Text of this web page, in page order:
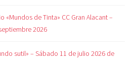
«Mundos de Tinta» CC Gran Alacant –
2026
sutil» – Sábado 11 de julio 2026 de